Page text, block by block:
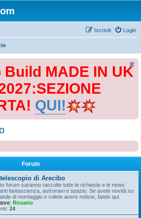
Login
Iscriviti
Build MADE IN UK
QUI!
Forum
di Arecibo
forum saranno raccolte tutte le richieste e le news
fantascienza, astronavi e spazio. Se avete novità su
di montaggio o volete avere notizie, fatelo qui.
Rosario
24